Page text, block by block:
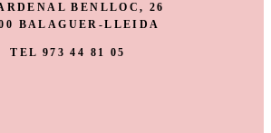
BENLLOC, 26
BALAGUER-LLEIDA
TEL 973 44 81 05